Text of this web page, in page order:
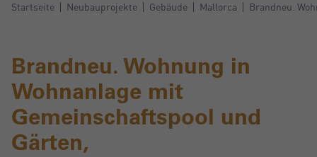
Startseite Neubauprojekte Gebäude Mallorca Brandneu.
Brandneu. Wohnung in
Wohnanlage mit
Gemeinschaftspool und
Gärten,